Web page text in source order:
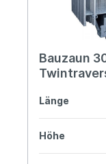
Bauzaun
Länge
Höhe